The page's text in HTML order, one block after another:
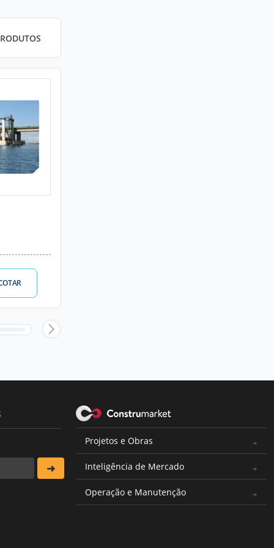
Projetos e Obras
Inteligência de Mercado
Operação e Manutenção